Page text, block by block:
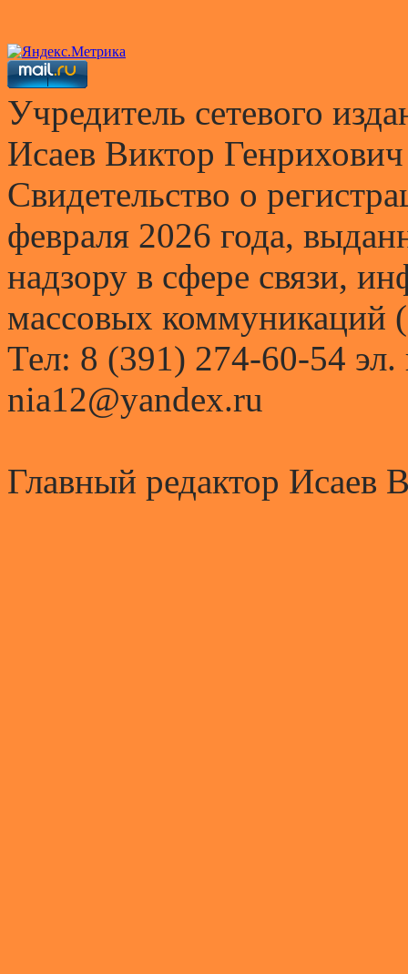
Учредитель сетевого
Исаев Виктор Генрихович
Свидетельство о
февраля 2026 года,
надзору в сфере связи,
массовых коммуникаций
Тел: 8 (391) 274-60-54 эл.
nia12@yandex.ru
Главный редактор Исаев